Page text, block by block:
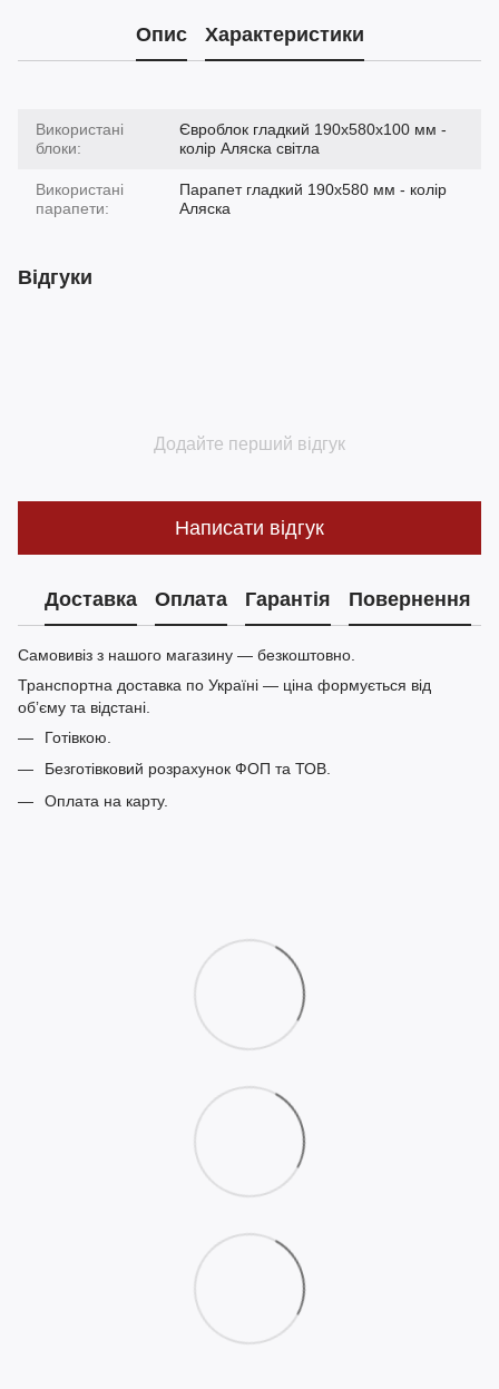
Опис Характеристики
Використані
блоки:
Євроблок гладкий 190х580х100 мм -
колір Аляска світла
Використані
парапети:
Парапет гладкий 190х580 мм - колір
Аляска
Відгуки
Додайте перший відгук
Написати відгук
Доставка Оплата Гарантія Повернення
Самовивіз з нашого магазину — безкоштовно.
Транспортна доставка по Україні — ціна формується від
обʼєму та відстані.
Готівкою.
Безготівковий розрахунок ФОП та ТОВ.
Оплата на карту.